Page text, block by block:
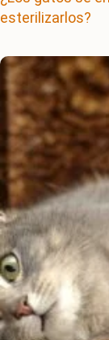
esterilizarlos?